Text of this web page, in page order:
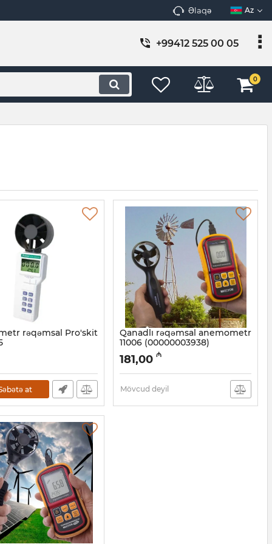
Əlaqə Az
+99412 525 00 05
0
rəqəmsal Pro'skit
at
Qanadlı rəqəmsal anemometr
11006 (00000003938)
Artikul: 003001045
181,00 ₼
Mövcud deyil